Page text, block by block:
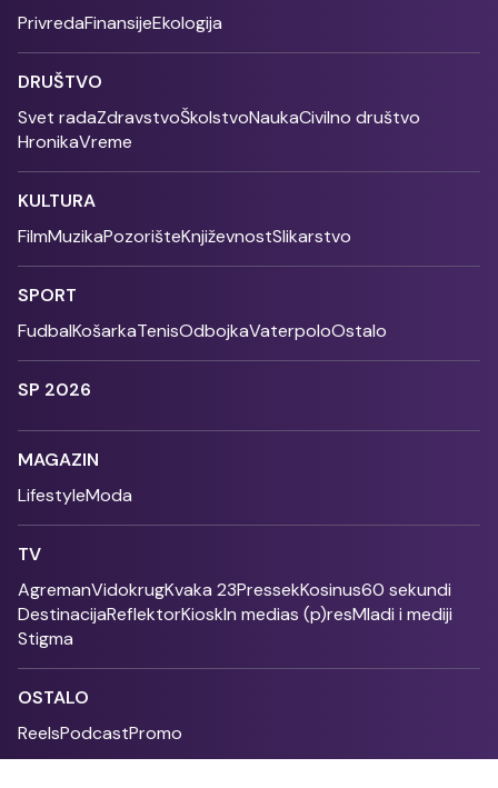
PrivredaFinansijeEkologija
DRUŠTVO
Svet radaZdravstvoŠkolstvoNaukaCivilno društvo
HronikaVreme
KULTURA
FilmMuzikaPozorišteKnjiževnostSlikarstvo
SPORT
FudbalKošarkaTenisOdbojkaVaterpoloOstalo
SP 2026
MAGAZIN
LifestyleModa
TV
AgremanVidokrugKvaka 23PressekKosinus60 sekundi
DestinacijaReflektorKioskIn medias (p)resMladi i mediji
Stigma
OSTALO
ReelsPodcastPromo